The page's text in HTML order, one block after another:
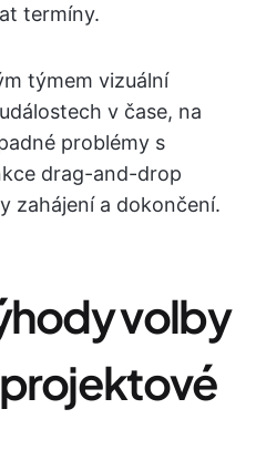
termíny.
týmem vizuální
v čase, na
problémy s
drag-and-drop
zahájení a dokončení.
volby